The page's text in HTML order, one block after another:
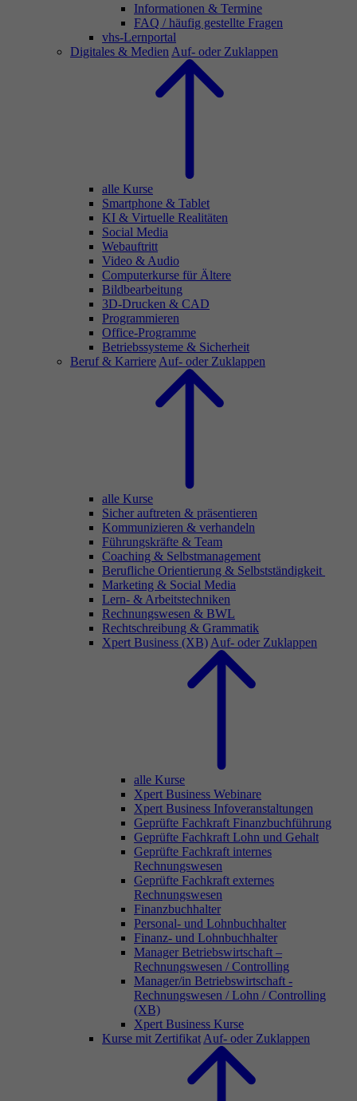
Informationen & Termine
FAQ / häufig gestellte Fragen
vhs-Lernportal
Digitales & Medien Auf- oder Zuklappen
alle Kurse
Smartphone & Tablet
KI & Virtuelle Realitäten
Social Media
Webauftritt
Video & Audio
Computerkurse für Ältere
Bildbearbeitung
3D-Drucken & CAD
Programmieren
Office-Programme
Betriebssysteme & Sicherheit
Beruf & Karriere Auf- oder Zuklappen
alle Kurse
Sicher auftreten & präsentieren
Kommunizieren & verhandeln
Führungskräfte & Team
Coaching & Selbstmanagement
Berufliche Orientierung & Selbstständigkeit
Marketing & Social Media
Lern- & Arbeitstechniken
Rechnungswesen & BWL
Rechtschreibung & Grammatik
Xpert Business (XB) Auf- oder Zuklappen
alle Kurse
Xpert Business Webinare
Xpert Business Infoveranstaltungen
Geprüfte Fachkraft Finanzbuchführung
Geprüfte Fachkraft Lohn und Gehalt
Geprüfte Fachkraft internes
Rechnungswesen
Geprüfte Fachkraft externes
Rechnungswesen
Finanzbuchhalter
Personal- und Lohnbuchhalter
Finanz- und Lohnbuchhalter
Manager Betriebswirtschaft –
Rechnungswesen / Controlling
Manager/in Betriebswirtschaft -
Rechnungswesen / Lohn / Controlling
(XB)
Xpert Business Kurse
Kurse mit Zertifikat Auf- oder Zuklappen